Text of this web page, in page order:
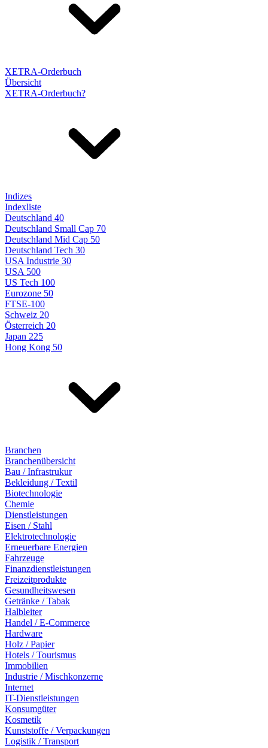
XETRA-Orderbuch
Übersicht
XETRA-Orderbuch?
Indizes
Indexliste
Deutschland 40
Deutschland Small Cap 70
Deutschland Mid Cap 50
Deutschland Tech 30
USA Industrie 30
USA 500
US Tech 100
Eurozone 50
FTSE-100
Schweiz 20
Österreich 20
Japan 225
Hong Kong 50
Branchen
Branchenübersicht
Bau / Infrastrukur
Bekleidung / Textil
Biotechnologie
Chemie
Dienstleistungen
Eisen / Stahl
Elektrotechnologie
Erneuerbare Energien
Fahrzeuge
Finanzdienstleistungen
Freizeitprodukte
Gesundheitswesen
Getränke / Tabak
Halbleiter
Handel / E-Commerce
Hardware
Holz / Papier
Hotels / Tourismus
Immobilien
Industrie / Mischkonzerne
Internet
IT-Dienstleistungen
Konsumgüter
Kosmetik
Kunststoffe / Verpackungen
Logistik / Transport